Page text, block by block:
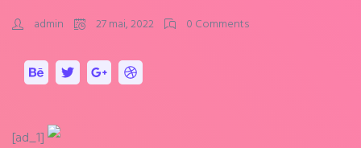
admin 27 mai, 2022 0 Comments
[ad_1]